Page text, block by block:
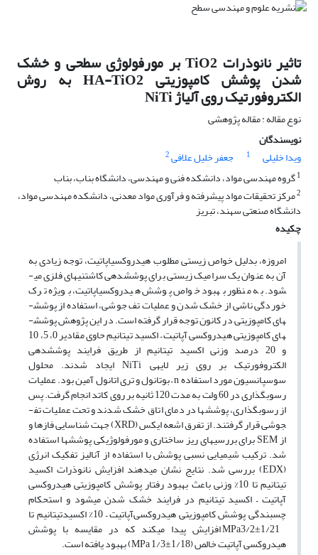
تاثیر نانوذرات TiO2 بر مورفولوژی سطحی و خشک
شدن پوشش کامپوزیتی HA-TiO2 به روش
الکتروفورتیک روی آلیاژ NiTi
نوع مقاله : مقاله پژوهشی
نویسندگان
ویدا خلیلی
1 جعفر خلیل علافی2
1گروه مهندسی مواد، دانشکده فنی و مهندسی، دانشگاه بناب، بناب
2مرکز تحقیقات مواد پیشرفته و فرآوری مواد معدنی، دانشکده مهندسی مواد،
دانشگاه صنعتی سهند، تبریز
چکیده
امروزه، بدلیل خواص زیستی مطلوب هیدروکسی­اپاتیت، توجه زیادی به
آن به عنوان یک سرامیک زیستی برای پوشش­دهی کاشتنی­های فلزی می­
شود. به منظور بهبود خواص پوشش هیدروکسی­اپاتیت، بویژه ترک
خوردگی ناشی از خشک شدن و عملیات تف جوشی، استفاده از پوشش­
های کامپوزیتی در کانون توجه قرار گرفته است. در این پژوهش پوشش­
های کامپوزیتی هیدروکسی آپاتیت – اکسید تیتانیم حاوی مقادیر 0، 5، 10
و 20 درصد وزنی اکسید تیتانیم از طریق فرایند پوشش­دهی
الکتروفورتیک بر روی زیر لایه­ی NiTi ایجاد شدند. محلول
سوسپانسیون مورد استفاده n – بوتانول و تری اتانول آمین بود. عملیات
رسوبگذاری در 60 ولت به مدت 120 ثانیه بر روی کاتد انجام گرفت. پس
از رسوبگذاری، پوشش­ها در دمای اتاق خشک شدند و تحت عملیات تف­
جوشی قرار گرفتند. از تفرق اشعه ایکس (XRD) جهت شناسایی فازها و
از SEM برای بررسی­های ریز ساختاری و مورفولوژیکی پوشش­ها استفاده
شد. ترکیب شیمیایی نسبی پوشش­­ با استفاده از آنالیز تفکیک انرژی
(EDX) بررسی شد. نتایج نشان می­دهند افزایش نانوذرات اکسید
تیتانیم تا 10% وزنی باعث بهبود رفتار پوشش کامپوزیتی هیدروکسی
آپاتیت – اکسید تیتانیم در فرایند خشک شدن می­شود و استحکام
چسبندگی پوشش کامپوزیتی هیدروکسی‌آپاتیت – 10% اکسیدتیتانیم تا
MPa3/2±1/21 افزایش پیدا می­کند که در مقایسه با پوشش
هیدروکسی آپاتیت خالص (MPa 1/3±1/18) بهبود یافته است.